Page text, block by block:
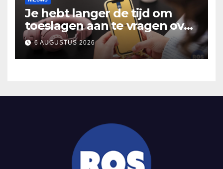
Je hebt langer de tijd om
toeslagen aan te vragen over
2025
6 AUGUSTUS 2026